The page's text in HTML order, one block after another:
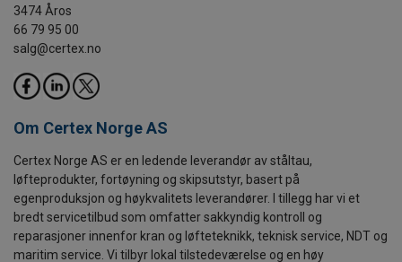
3474 Åros
66 79 95 00
salg@certex.no
Om Certex Norge AS
Certex Norge AS er en ledende leverandør av ståltau,
løfteprodukter, fortøyning og skipsutstyr, basert på
egenproduksjon og høykvalitets leverandører. I tillegg har vi et
bredt servicetilbud som omfatter sakkyndig kontroll og
reparasjoner innenfor kran og løfteteknikk, teknisk service, NDT og
maritim service. Vi tilbyr lokal tilstedeværelse og en høy